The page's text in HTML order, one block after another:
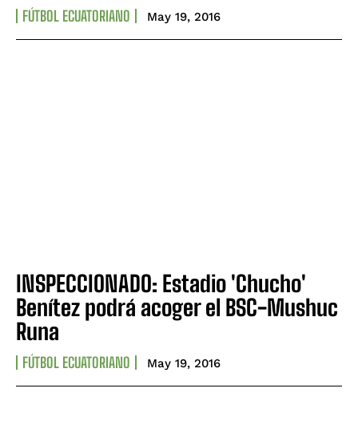
FÚTBOL ECUATORIANO May 19, 2016
INSPECCIONADO: Estadio 'Chucho'
Benítez podrá acoger el BSC-Mushuc
Runa
FÚTBOL ECUATORIANO May 19, 2016